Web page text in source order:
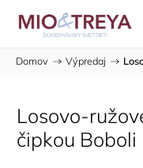
Domov / Výpredaj /
Losovo-
čipkou Boboli